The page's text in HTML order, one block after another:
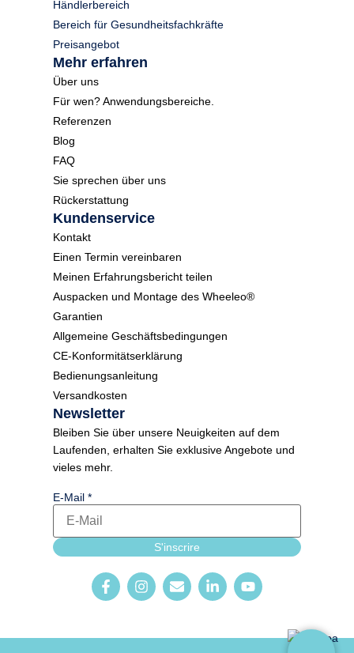
Händlerbereich
Bereich für Gesundheitsfachkräfte
Preisangebot
Mehr erfahren
Über uns
Für wen? Anwendungsbereiche.
Referenzen
Blog
FAQ
Sie sprechen über uns
Rückerstattung
Kundenservice
Kontakt
Einen Termin vereinbaren
Meinen Erfahrungsbericht teilen
Auspacken und Montage des Wheeleo®
Garantien
Allgemeine Geschäftsbedingungen
CE-Konformitätserklärung
Bedienungsanleitung
Versandkosten
Newsletter
Bleiben Sie über unsere Neuigkeiten auf dem
Laufenden, erhalten Sie exklusive Angebote und
vieles mehr.
Newsletter_form
E-Mail Sprache
E-Mail*
S'inscrire